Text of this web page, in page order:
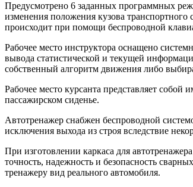
Предусмотрено 6 заданных программных
изменения положения кузова
происходит при помощи беспроводной
Рабочее место инструктора оснащено
вывода статистической и текущей
собственный алгоритм движения либо
Рабочее место курсанта представляет
пассажирском сиденье.
Автотренажер снабжен беспроводной
исключения выхода из строя вследствие
При изготовлении каркаса для
точность, надежность и безопасность
тренажеру вид реального автомобиля.